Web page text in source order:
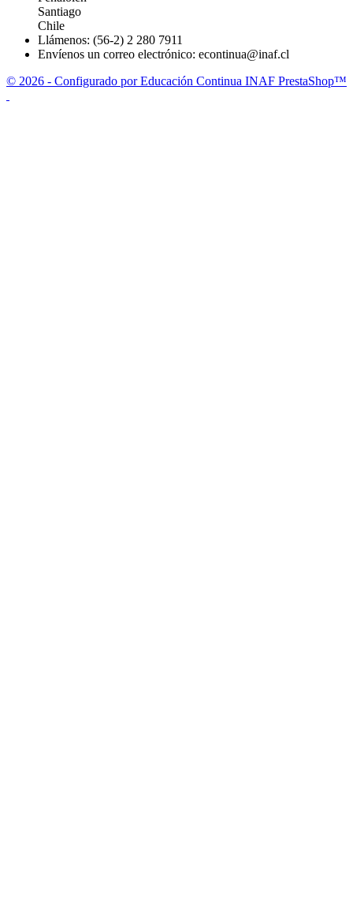
Santiago
Chile
Llámenos: (56-2) 2 280 7911
Envíenos un correo electrónico: econtinua@inaf.cl
© 2026 - Configurado por Educación Continua INAF PrestaShop™